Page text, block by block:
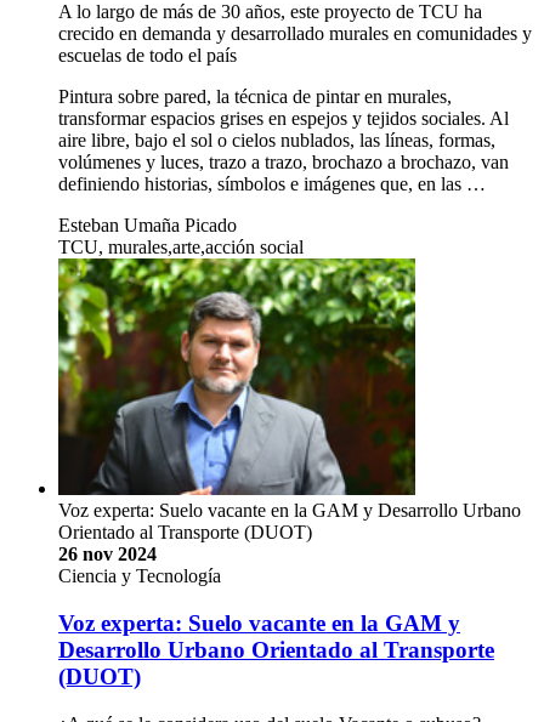
A lo largo de más de 30 años, este proyecto de TCU ha
crecido en demanda y desarrollado murales en comunidades y
escuelas de todo el país
Pintura sobre pared, la técnica de pintar en murales,
transformar espacios grises en espejos y tejidos sociales. Al
aire libre, bajo el sol o cielos nublados, las líneas, formas,
volúmenes y luces, trazo a trazo, brochazo a brochazo, van
definiendo historias, símbolos e imágenes que, en las …
Esteban Umaña Picado
TCU, murales,arte,acción social
Voz experta: Suelo vacante en la GAM y Desarrollo Urbano
Orientado al Transporte (DUOT)
26 nov 2024
Ciencia y Tecnología
Voz experta: Suelo vacante en la GAM y
Desarrollo Urbano Orientado al Transporte
(DUOT)